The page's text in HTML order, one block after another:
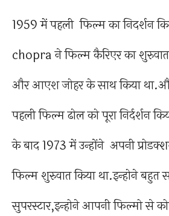
1959 में पहली फिल्म का निदर्शन
chopra ने फिल्म कैरिएर का शुरुवात
और आएश जोहर के साथ किया
पहली फिल्म ढोल को पूरा निर्दर्शन
के बाद 1973 में उन्होंने अपनी
फिल्म शुरुवात किया था.इन्होने बहुत
सुपरस्टार,इन्होने आपनी फिल्मो से